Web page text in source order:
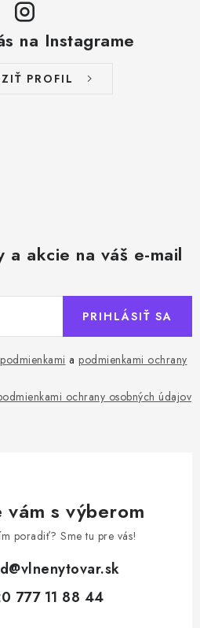
na Instagrame
PROFIL
a akcie na váš e-mail
a podmienkami ochrany
ochrany osobných údajov
PRIHLÁSIŤ SA
vám s výberom
poradiť? Sme tu pre vás!
@vlnenytovar.sk
777 11 88 44